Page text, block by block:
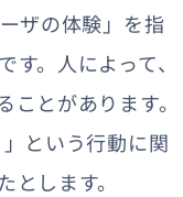
ザの体験」を指
。人によって、
とがあります。
という行動に関
します。